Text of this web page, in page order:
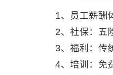
1、员工薪酬
2、社保：五
3、福利：传
4、培训：免